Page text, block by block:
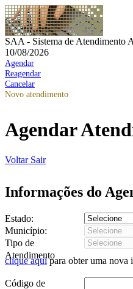
SAA - Sistema de Atendimento
10/08/2026
Agendar
Reagendar
Cancelar
Novo atendimento
Agendar
Voltar Sair
Informações do
Estado:
Município:
Tipo de
Atendimento
clique aquipara obter uma nova
Código de